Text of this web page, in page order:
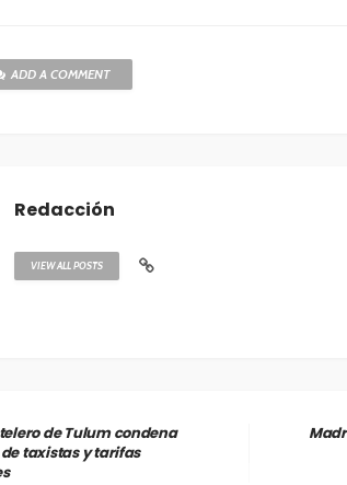
ADD A COMMENT
Redacción
VIEW ALL POSTS
de Tulum condena
taxistas y tarifas